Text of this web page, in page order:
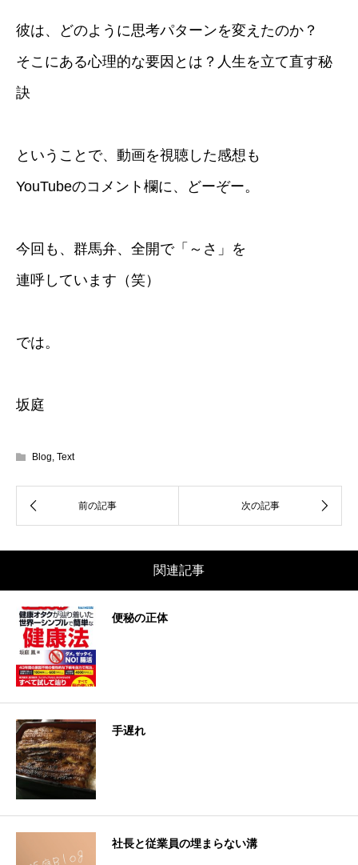
彼は、どのように思考パターンを変えたのか？
そこにある心理的な要因とは？人生を立て直す秘
訣
ということで、動画を視聴した感想も
YouTubeのコメント欄に、どーぞー。
今回も、群馬弁、全開で「～さ」を
連呼しています（笑）
では。
坂庭
Blog, Text
関連記事
便秘の正体
手遅れ
社長と従業員の埋まらない溝